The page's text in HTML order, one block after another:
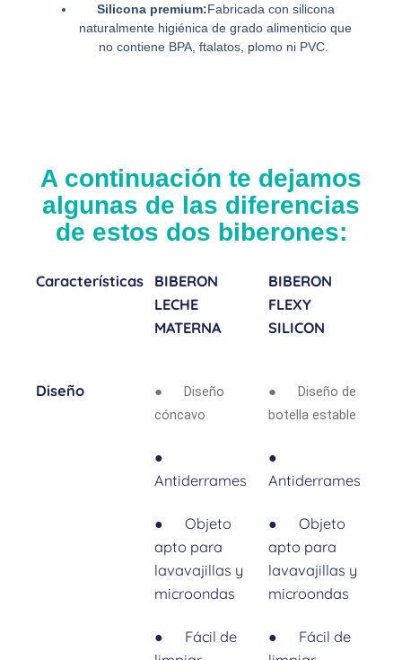
Silicona premium:Fabricada con silicona
naturalmente higiénica de grado alimenticio que
no contiene BPA, ftalatos, plomo ni PVC.
A continuación te dejamos
algunas de las diferencias
de estos dos biberones:
Características
BIBERON
LECHE
MATERNA
BIBERON
FLEXY
SILICON
Diseño
● Diseño
cóncavo
●
Antiderrames
● Objeto
apto para
lavavajillas y
microondas
● Fácil de
● Diseño de
botella estable
●
Antiderrames
● Objeto
apto para
lavavajillas y
microondas
● Fácil de